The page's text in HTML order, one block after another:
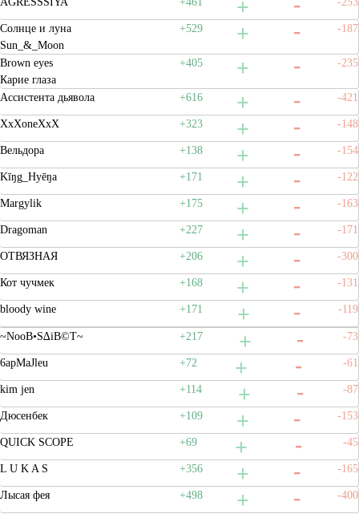
Солнце и луна
Sun_&_Moon
+529 -187
Brown eyes
Карие глаза
+405 -235
Ассистента дьявола +616 -421
XxXoneXxX +323 -148
Вельдора +138 -154
Kīŋg_Hyēŋa +171 -122
Margylik +175 -163
Dragoman +227 -171
ОТВЯЗНАЯ +206 -300
Кот чучмек +168 -131
bloody wine +171 -119
~NooB•S∆iB©T~ +217 -73
6apMaJleu +72 -61
kim jen +114 -87
Дюсенбек +109 -153
QUICK SCOPE +69 -45
L U K A S +356 -165
Лысая фея +498 -400